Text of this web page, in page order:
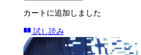
カートに追加しました
試し読み